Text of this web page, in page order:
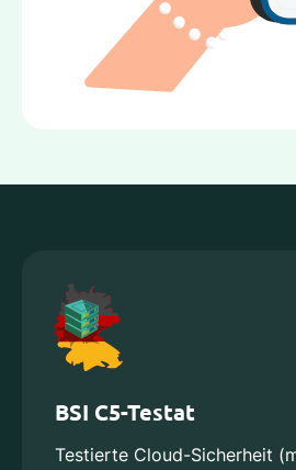
BSI C5-Testat
Testierte Cloud-Sicherheit